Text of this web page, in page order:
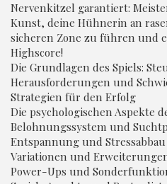
Nervenkitzel garantiert:
Kunst, deine Hühnerin an
sicheren Zone zu führen und
Highscore!
Die Grundlagen des Spiels:
Herausforderungen und
Strategien für den Erfolg
Die psychologischen Aspekte
Belohnungssystem und
Entspannung und Stressabbau
Variationen und
Power-Ups und